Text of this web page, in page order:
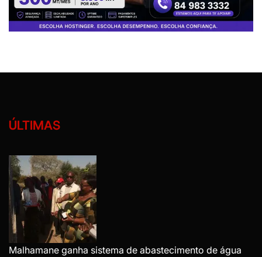
ÚLTIMAS
Malhamane ganha sistema de abastecimento de água